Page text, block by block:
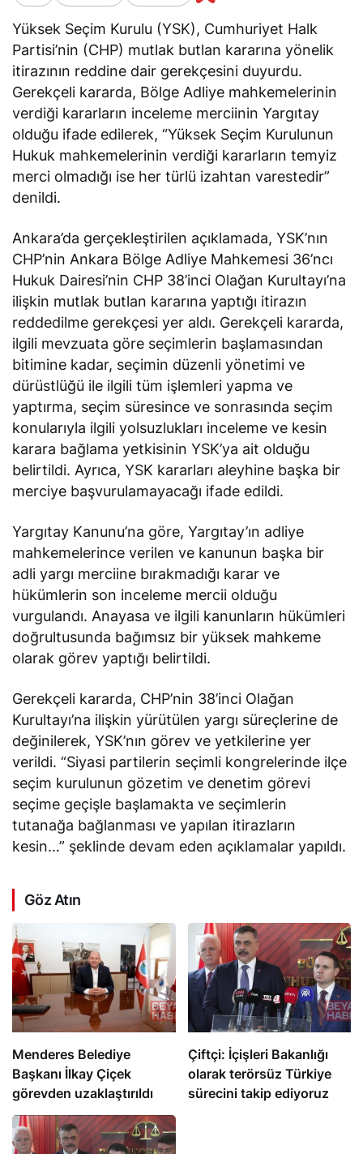
Yüksek Seçim Kurulu (YSK), Cumhuriyet Halk
Partisi’nin (CHP) mutlak butlan kararına yönelik
itirazının reddine dair gerekçesini duyurdu.
Gerekçeli kararda, Bölge Adliye mahkemelerinin
verdiği kararların inceleme merciinin Yargıtay
olduğu ifade edilerek, “Yüksek Seçim Kurulunun
Hukuk mahkemelerinin verdiği kararların temyiz
merci olmadığı ise her türlü izahtan varestedir”
denildi.
Ankara’da gerçekleştirilen açıklamada, YSK’nın
CHP’nin Ankara Bölge Adliye Mahkemesi 36’ncı
Hukuk Dairesi’nin CHP 38’inci Olağan Kurultayı’na
ilişkin mutlak butlan kararına yaptığı itirazın
reddedilme gerekçesi yer aldı. Gerekçeli kararda,
ilgili mevzuata göre seçimlerin başlamasından
bitimine kadar, seçimin düzenli yönetimi ve
dürüstlüğü ile ilgili tüm işlemleri yapma ve
yaptırma, seçim süresince ve sonrasında seçim
konularıyla ilgili yolsuzlukları inceleme ve kesin
karara bağlama yetkisinin YSK’ya ait olduğu
belirtildi. Ayrıca, YSK kararları aleyhine başka bir
merciye başvurulamayacağı ifade edildi.
Yargıtay Kanunu’na göre, Yargıtay’ın adliye
mahkemelerince verilen ve kanunun başka bir
adli yargı merciine bırakmadığı karar ve
hükümlerin son inceleme mercii olduğu
vurgulandı. Anayasa ve ilgili kanunların hükümleri
doğrultusunda bağımsız bir yüksek mahkeme
olarak görev yaptığı belirtildi.
Gerekçeli kararda, CHP’nin 38’inci Olağan
Kurultayı’na ilişkin yürütülen yargı süreçlerine de
değinilerek, YSK’nın görev ve yetkilerine yer
verildi. “Siyasi partilerin seçimli kongrelerinde ilçe
seçim kurulunun gözetim ve denetim görevi
seçime geçişle başlamakta ve seçimlerin
tutanağa bağlanması ve yapılan itirazların
kesin…” şeklinde devam eden açıklamalar yapıldı.
Göz Atın
Menderes Belediye
Başkanı İlkay Çiçek
görevden uzaklaştırıldı
Çiftçi: İçişleri Bakanlığı
olarak terörsüz Türkiye
sürecini takip ediyoruz